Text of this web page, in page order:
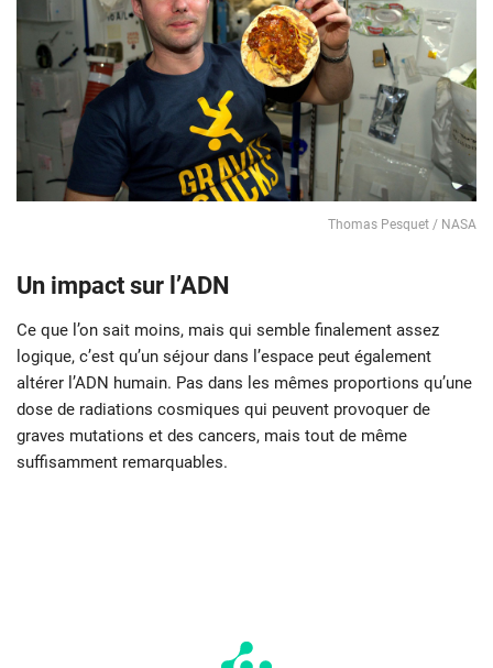
Thomas Pesquet / NASA
Un impact sur l’ADN
Ce que l’on sait moins, mais qui semble finalement assez
logique, c’est qu’un séjour dans l’espace peut également
altérer l’ADN humain. Pas dans les mêmes proportions qu’une
dose de radiations cosmiques qui peuvent provoquer de
graves mutations et des cancers, mais tout de même
suffisamment remarquables.